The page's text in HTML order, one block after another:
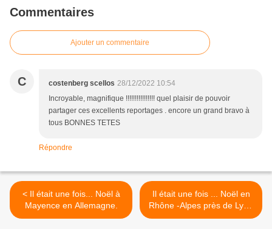
Commentaires
Ajouter un commentaire
C costenberg scellos 28/12/2022 10:54
Incroyable, magnifique !!!!!!!!!!!!!!!! quel plaisir de pouvoir
partager ces excellents reportages . encore un grand bravo à
tous BONNES TETES
Répondre
< Il était une fois... Noël à
Mayence en Allemagne.
Il était une fois ... Noël en
Rhône -Alpes près de Lyon
>